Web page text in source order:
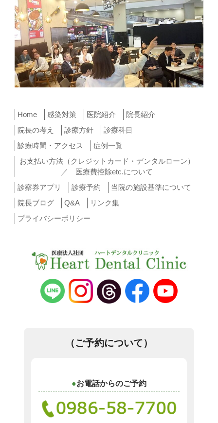
Home 感染対策 医院紹介
院長紹介
院長の考え
診療方針
診療科目
診療時間・アクセス
症例一覧
お支払い方法（クレジットカード・デンタルローン）
／ 医療費控除etc.について
診察券アプリ
診療予約
当院の施設基準について
院長ブログ
Q&A
リンク集
プライバシーポリシー
（ご予約について）
お電話からのご予約